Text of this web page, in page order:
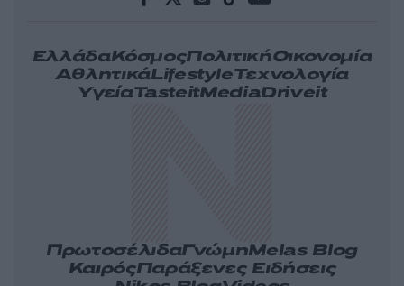
ΕλλάδαΚόσμοςΠολιτικήΟικονομία
ΑθλητικάLifestyleΤεχνολογία
ΥγείαTasteitMediaDriveit
ΠρωτοσέλιδαΓνώμηMelas Blog
ΚαιρόςΠαράξενες Ειδήσεις